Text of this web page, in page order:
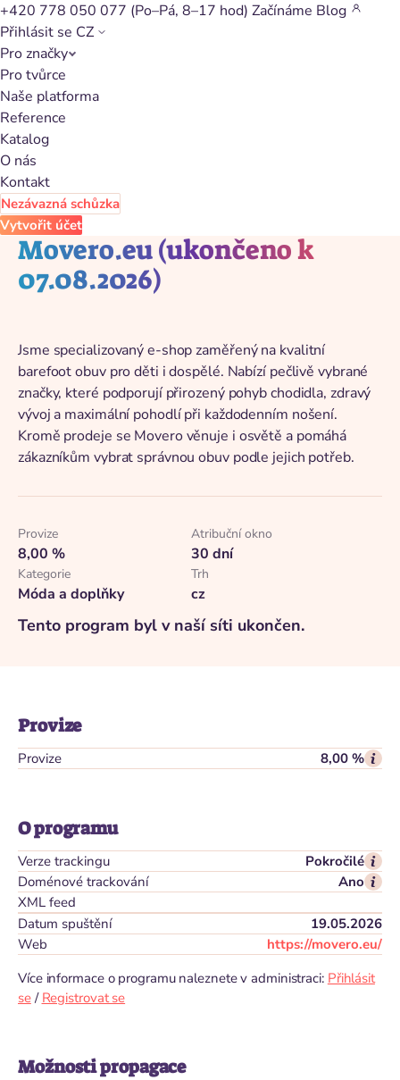
+420 778 050 077 (Po–Pá, 8–17 hod) Začínáme Blog
Přihlásit se CZ
Pro značky
Pro tvůrce
Naše platforma
Reference
Katalog
O nás
Kontakt
Nezávazná schůzka
Vytvořit účet
Zpět na katalog
Movero.eu (ukončeno k
07.08.2026)
Jsme specializovaný e-shop zaměřený na kvalitní
barefoot obuv pro děti i dospělé. Nabízí pečlivě vybrané
značky, které podporují přirozený pohyb chodidla, zdravý
vývoj a maximální pohodlí při každodenním nošení.
Kromě prodeje se Movero věnuje i osvětě a pomáhá
zákazníkům vybrat správnou obuv podle jejich potřeb.
Provize
8,00 %
Atribuční okno
30 dní
Kategorie
Móda a doplňky
Trh
cz
Tento program byl v naší síti ukončen.
Provize
Provize 8,00 %
O programu
Verze trackingu
Pokročilé
Doménové trackování
Ano
XML feed
Datum spuštění
19.05.2026
Web
https://movero.eu/
Více informace o programu naleznete v administraci: Přihlásit
se/ Registrovat se
Možnosti propagace